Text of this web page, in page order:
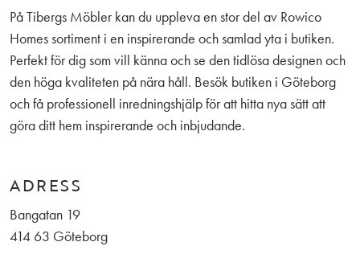
På Tibergs Möbler kan du uppleva en stor del av Rowico
Homes sortiment i en inspirerande och samlad yta i butiken.
Perfekt för dig som vill känna och se den tidlösa designen och
den höga kvaliteten på nära håll. Besök butiken i Göteborg
och få professionell inredningshjälp för att hitta nya sätt att
göra ditt hem inspirerande och inbjudande.
ADRESS
Bangatan 19
414 63 Göteborg